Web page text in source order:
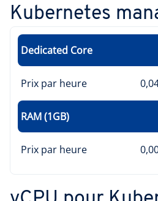
Kubernetes
Dedicated Core
Prix par heure
RAM (1GB)
Prix par heure